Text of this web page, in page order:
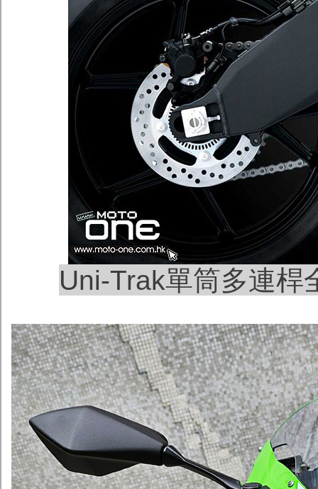
Uni-Trak單筒多連桿